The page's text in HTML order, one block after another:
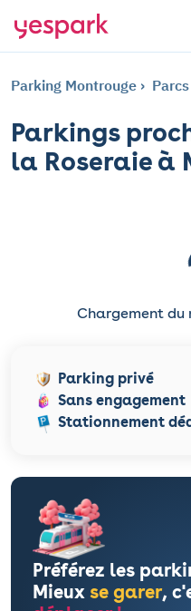
Parking Montrouge Parcs
Parkings
la Roseraie à
Chargement du
Parking privé
Sans engagement
Stationnement
Préférez les
Mieux se garer,